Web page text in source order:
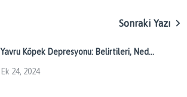
Sonraki Yazı
Yavru Köpek Depresyonu: Belirtileri, Ned...
Ek 24, 2024